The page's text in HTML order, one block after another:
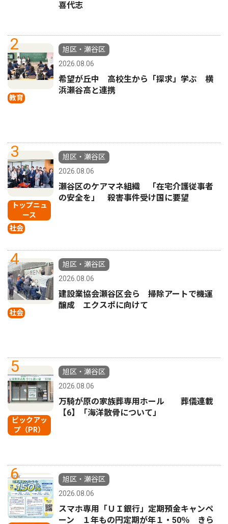
喜代志
2
教育
旭区・瀬谷区
2026.08.06
希望が丘中 高校生から「探求」学ぶ 横
浜瀬谷高と連携
3
トップニュ
ース
社会
旭区・瀬谷区
2026.08.06
瀬谷区のケアマネ組織 「在宅介護従事者
の安全を」 殺害事件受け国に要望
4
社会
旭区・瀬谷区
2026.08.06
建設業協会瀬谷区会ら 掃除アートで機運
醸成 エクスポに向けて
5
ピックアッ
プ（PR）
旭区・瀬谷区
2026.08.06
万騎が原の家族葬専用ホール 葬儀連載
【6】「海洋散骨について」
6
旭区・瀬谷区
2026.08.06
スマホ専用「ＵＩ銀行」定期預金キャンペ
ーン １年もの円定期が年１・50％ きら